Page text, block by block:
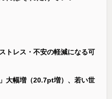
トレス・不安の軽減になる可
大幅増（20.7pt増）、若い世